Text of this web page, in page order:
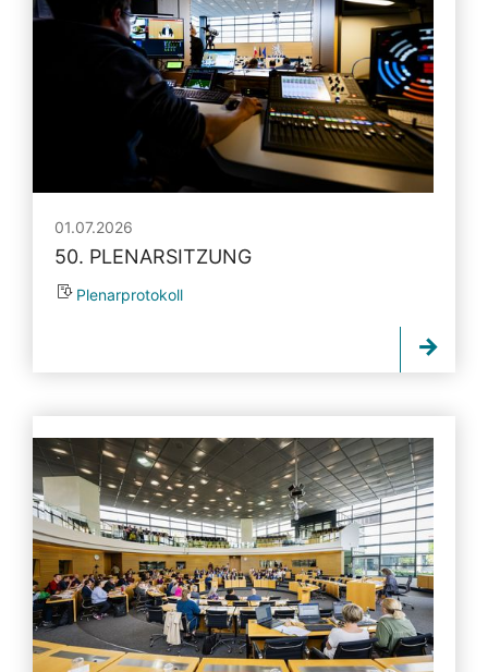
01.07.2026
50. PLENARSITZUNG
Plenarprotokoll